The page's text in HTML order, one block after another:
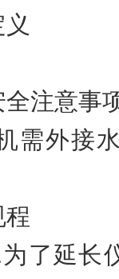
义
全注意事
需外接
程
为了延长